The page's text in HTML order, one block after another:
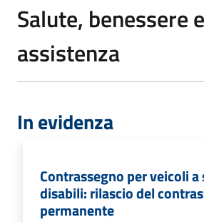
Salute, benessere e
assistenza
In evidenza
Contrassegno per veicoli
disabili: rilascio del
permanente